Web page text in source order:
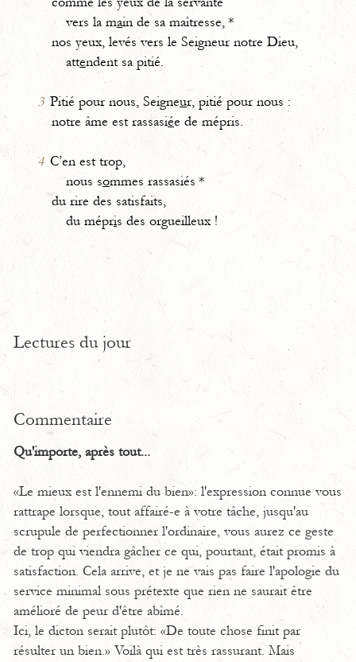
vers la main de sa maîtresse, *
nos yeux, levés vers le Seigneur notre Dieu,
attendent sa pitié.
3 Pitié pour nous, Seigneur, pitié pour nous :
notre âme est rassasiée de mépris.
4 C’en est trop,
nous sommes rassasiés *
du rire des satisfaits,
du mépris des orgueilleux !
Lectures du jour
Commentaire
Qu'importe, après tout...
«Le mieux est l'ennemi du bien»: l'expression connue vous
rattrape lorsque, tout affairé-e à votre tâche, jusqu'au
scrupule de perfectionner l'ordinaire, vous aurez ce geste
de trop qui viendra gâcher ce qui, pourtant, était promis à
satisfaction. Cela arrive, et je ne vais pas faire l'apologie du
service minimal sous prétexte que rien ne saurait être
amélioré de peur d'être abîmé.
Ici, le dicton serait plutôt: «De toute chose finit par
résulter un bien.» Voilà qui est très rassurant. Mais